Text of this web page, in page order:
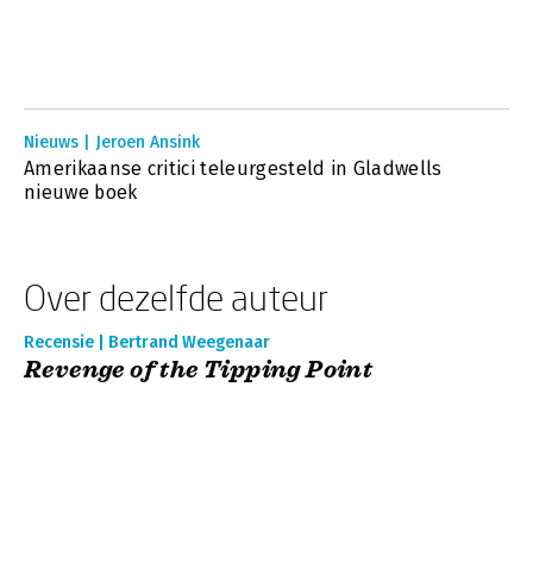
Nieuws | Jeroen Ansink
Amerikaanse critici teleurgesteld in Gladwells
nieuwe boek
Over dezelfde auteur
Recensie | Bertrand Weegenaar
Revenge of the Tipping Point